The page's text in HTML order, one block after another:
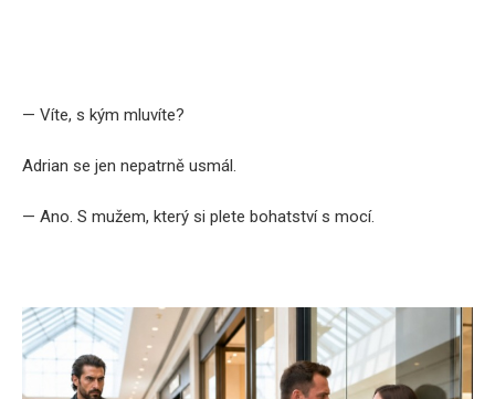
— Víte, s kým mluvíte?
Adrian se jen nepatrně usmál.
— Ano. S mužem, který si plete bohatství s mocí.